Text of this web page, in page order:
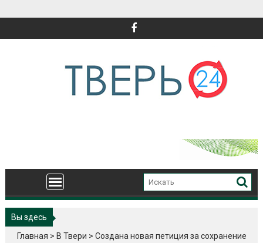
Вы здесь
Главная > В Твери >Создана новая петиция за сохранение